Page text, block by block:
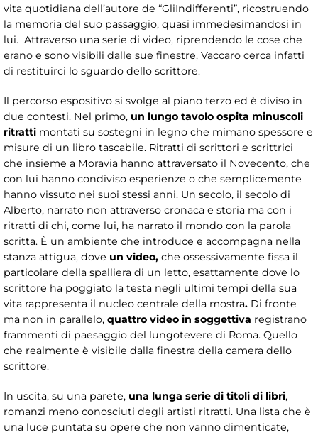
vita quotidiana dell’autore de “GliIndifferenti”, ricostruendo
la memoria del suo passaggio, quasi immedesimandosi in
lui. Attraverso una serie di video, riprendendo le cose che
erano e sono visibili dalle sue finestre, Vaccaro cerca infatti
di restituirci lo sguardo dello scrittore.
Il percorso espositivo si svolge al piano terzo ed è diviso in
due contesti. Nel primo, un lungo tavolo ospita minuscoli
ritratti montati su sostegni in legno che mimano spessore e
misure di un libro tascabile. Ritratti di scrittori e scrittrici
che insieme a Moravia hanno attraversato il Novecento, che
con lui hanno condiviso esperienze o che semplicemente
hanno vissuto nei suoi stessi anni. Un secolo, il secolo di
Alberto, narrato non attraverso cronaca e storia ma con i
ritratti di chi, come lui, ha narrato il mondo con la parola
scritta. È un ambiente che introduce e accompagna nella
stanza attigua, dove un video, che ossessivamente fissa il
particolare della spalliera di un letto, esattamente dove lo
scrittore ha poggiato la testa negli ultimi tempi della sua
vita rappresenta il nucleo centrale della mostra. Di fronte
ma non in parallelo, quattro video in soggettiva registrano
frammenti di paesaggio del lungotevere di Roma. Quello
che realmente è visibile dalla finestra della camera dello
scrittore.
In uscita, su una parete, una lunga serie di titoli di libri,
romanzi meno conosciuti degli artisti ritratti. Una lista che è
una luce puntata su opere che non vanno dimenticate,